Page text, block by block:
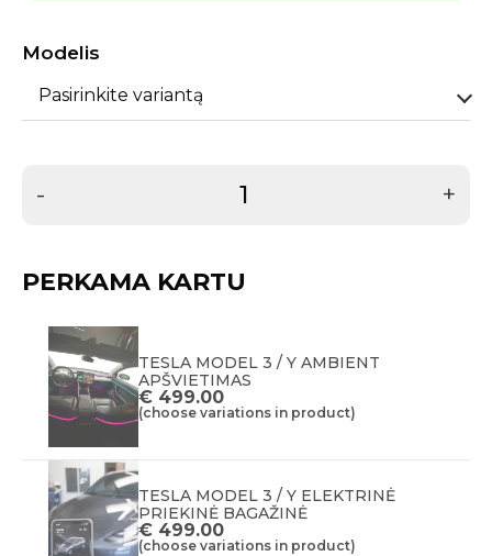
Modelis
Pasirinkite variantą
- +
PERKAMA KARTU
TESLA MODEL 3 / Y AMBIENT
APŠVIETIMAS
€ 499.00
(choose variations in product)
TESLA MODEL 3 / Y ELEKTRINĖ
PRIEKINĖ BAGAŽINĖ
€ 499.00
(choose variations in product)